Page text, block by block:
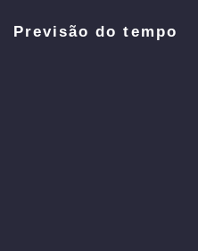
Previsão do tempo